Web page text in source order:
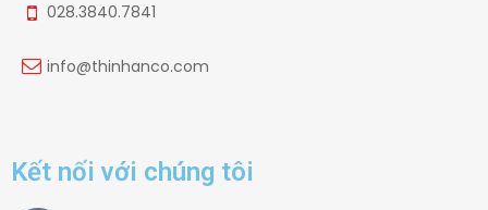
028.3840.7841
info@thinhanco.com
Kết nối với chúng tôi